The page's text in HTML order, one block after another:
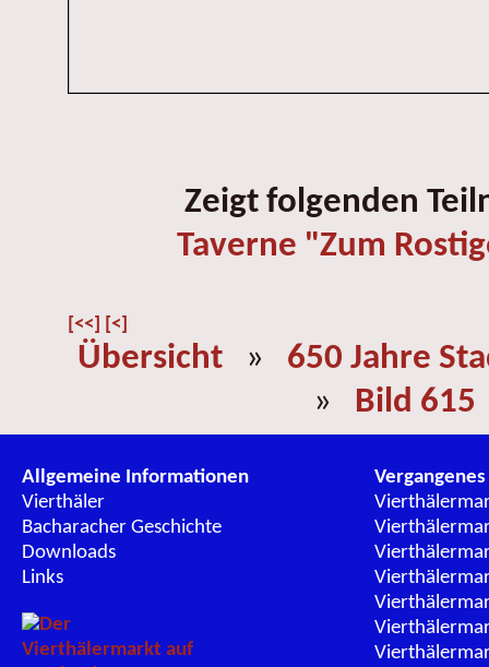
Zeigt folgenden
Taverne "Zum
[<<] [<]
Übersicht » 650 Jahre
» Bild 615
Allgemeine Informationen
Vierthäler
Bacharacher Geschichte
Downloads
Links
Vergangenes